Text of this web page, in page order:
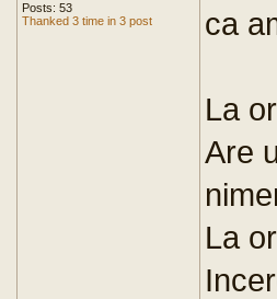
Posts: 53
Thanked 3 time in 3 post
ca
La
Are
La